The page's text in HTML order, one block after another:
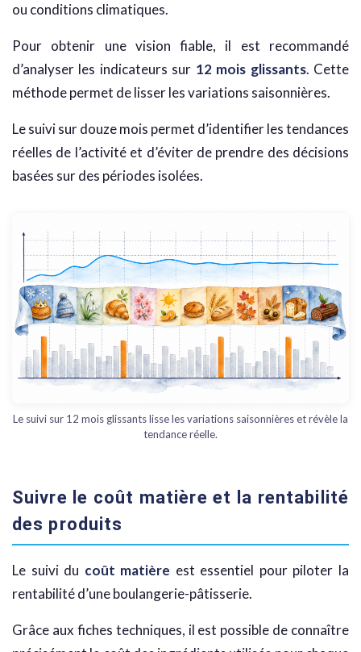
ou conditions climatiques.
Pour obtenir une vision fiable, il est recommandé
d’analyser les indicateurs sur 12 mois glissants. Cette
méthode permet de lisser les variations saisonnières.
Le suivi sur douze mois permet d’identifier les tendances
réelles de l’activité et d’éviter de prendre des décisions
basées sur des périodes isolées.
Le suivi sur 12 mois glissants lisse les variations saisonnières et révèle la
tendance réelle.
Suivre le coût matière et la rentabilité
des produits
Le suivi du coût matière est essentiel pour piloter la
rentabilité d’une boulangerie-pâtisserie.
Grâce aux fiches techniques, il est possible de connaître